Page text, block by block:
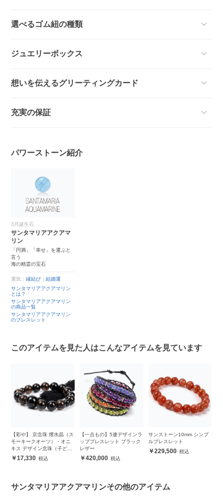
選べるゴム紐の種類
ジュエリーボックス
想いを伝えるグリーティングカード
充実の保証
パワーストーン紹介
3月誕生石
サンタマリアアクアマ
リン
「円満」「幸せ」を運ぶと
言う
海の精霊の宝石
運気：縁結び ｜結婚運
サンタマリアアクアマリン
とは？
サンタマリアアクアマリン
の商品一覧
サンタマリアアクアマリン
のブレスレット
このアイテムを見た人はこんなアイテムを見ています
【一点もの】5連デザインラ
ップブレスレット ブラック
レザー
420,000
サンストーン10mm シンプ
ルブレスレット
229,500
【彩や】京念珠 珊瑚（コー
ラル）デザイン念珠
51,920
サンタマリアアクアマリンその他のアイテム